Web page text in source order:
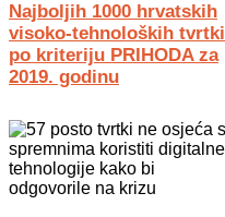
Najboljih 1000 hrvatskih
visoko-tehnoloških tvrtki
po kriteriju PRIHODA za
2019. godinu